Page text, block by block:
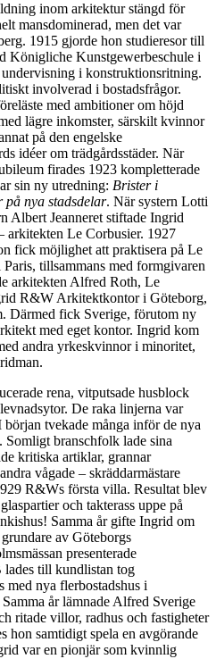
inom arkitektur stängd för
mansdominerad, men det var
1915 gjorde hon studieresor till
Königliche Kunstgewerbeschule i
i konstruktionsritning.
involverad i bostadsfrågor.
med ambitioner om höjd
lägre inkomster, särskilt kvinnor
på den engelske
idéer om trädgårdsstäder. När
firades 1923 kompletterade
sin ny utredning: Brister i
på nya stadsdelar. När systern Lotti
Albert Jeanneret stiftade Ingrid
arkitekten Le Corbusier. 1927
fick möjlighet att praktisera på Le
tillsammans med formgivaren
arkitekten Alfred Roth, Le
R&W Arkitektkontor i Göteborg,
Därmed fick Sverige, förutom ny
med eget kontor. Ingrid kom
andra yrkeskvinnor i minoritet,
rena, vitputsade husblock
De raka linjerna var
tvekade många inför de nya
Somligt branschfolk lade sina
kritiska artiklar, grannar
vågade – skräddarmästare
R&Ws första villa. Resultat blev
och takterass uppe på
Samma år gifte Ingrid om
av Göteborgs
presenterade
till kundlistan tog
med nya flerbostadshus i
år lämnade Alfred Sverige
ritade villor, radhus och fastigheter
hon samtidigt spela en avgörande
var en pionjär som kvinnlig